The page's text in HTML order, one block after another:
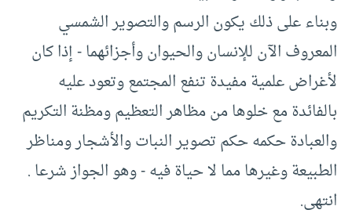
وبناء على ذلك يكون الرسم والتصوير الشمسي
المعروف الآن للإنسان والحيوان وأجزائهما -‏ إذا كان
لأغراض علمية مفيدة تنفع المجتمع وتعود عليه
بالفائدة مع خلوها من مظاهر التعظيم ومظنة التكريم
والعبادة حكمه حكم تصوير النبات والأشجار ومناظر
الطبيعة وغيرها مما لا حياة فيه -‏ وهو الجواز شرعا .‏
انتهى.